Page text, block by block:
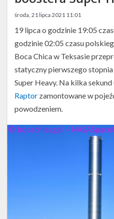
środa, 21 lipca 2021 11:01
19 lipca o godzinie 19:05
godzinie 02:05 czasu
Boca Chica w Teksasie
statyczny pierwszego
Super Heavy. Na kilka
Raptor zamontowane w
powodzeniem.